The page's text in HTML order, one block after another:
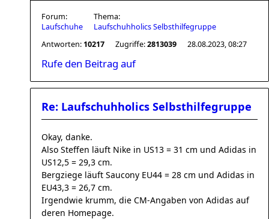
Forum:
Laufschuhe
Thema:
Laufschuhholics Selbsthilfegruppe
Antworten: 10217 Zugriffe:2813039 28.08.2023, 08:27
Rufe den Beitrag auf
Re: Laufschuhholics Selbsthilfegruppe
Okay, danke.
Also Steffen läuft Nike in US13 = 31 cm und Adidas in
US12,5 = 29,3 cm.
Bergziege läuft Saucony EU44 = 28 cm und Adidas in
EU43,3 = 26,7 cm.
Irgendwie krumm, die CM-Angaben von Adidas auf
deren Homepage.